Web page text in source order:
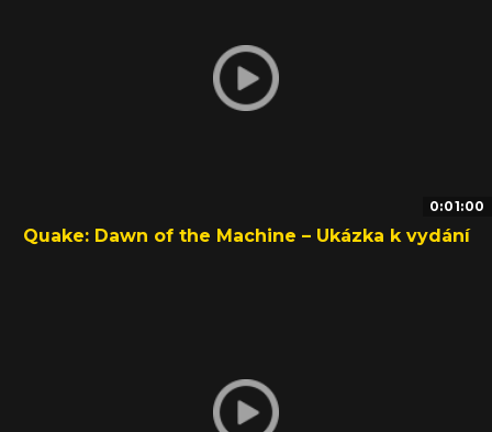
0:01:00
Quake: Dawn of the Machine – Ukázka k vydání